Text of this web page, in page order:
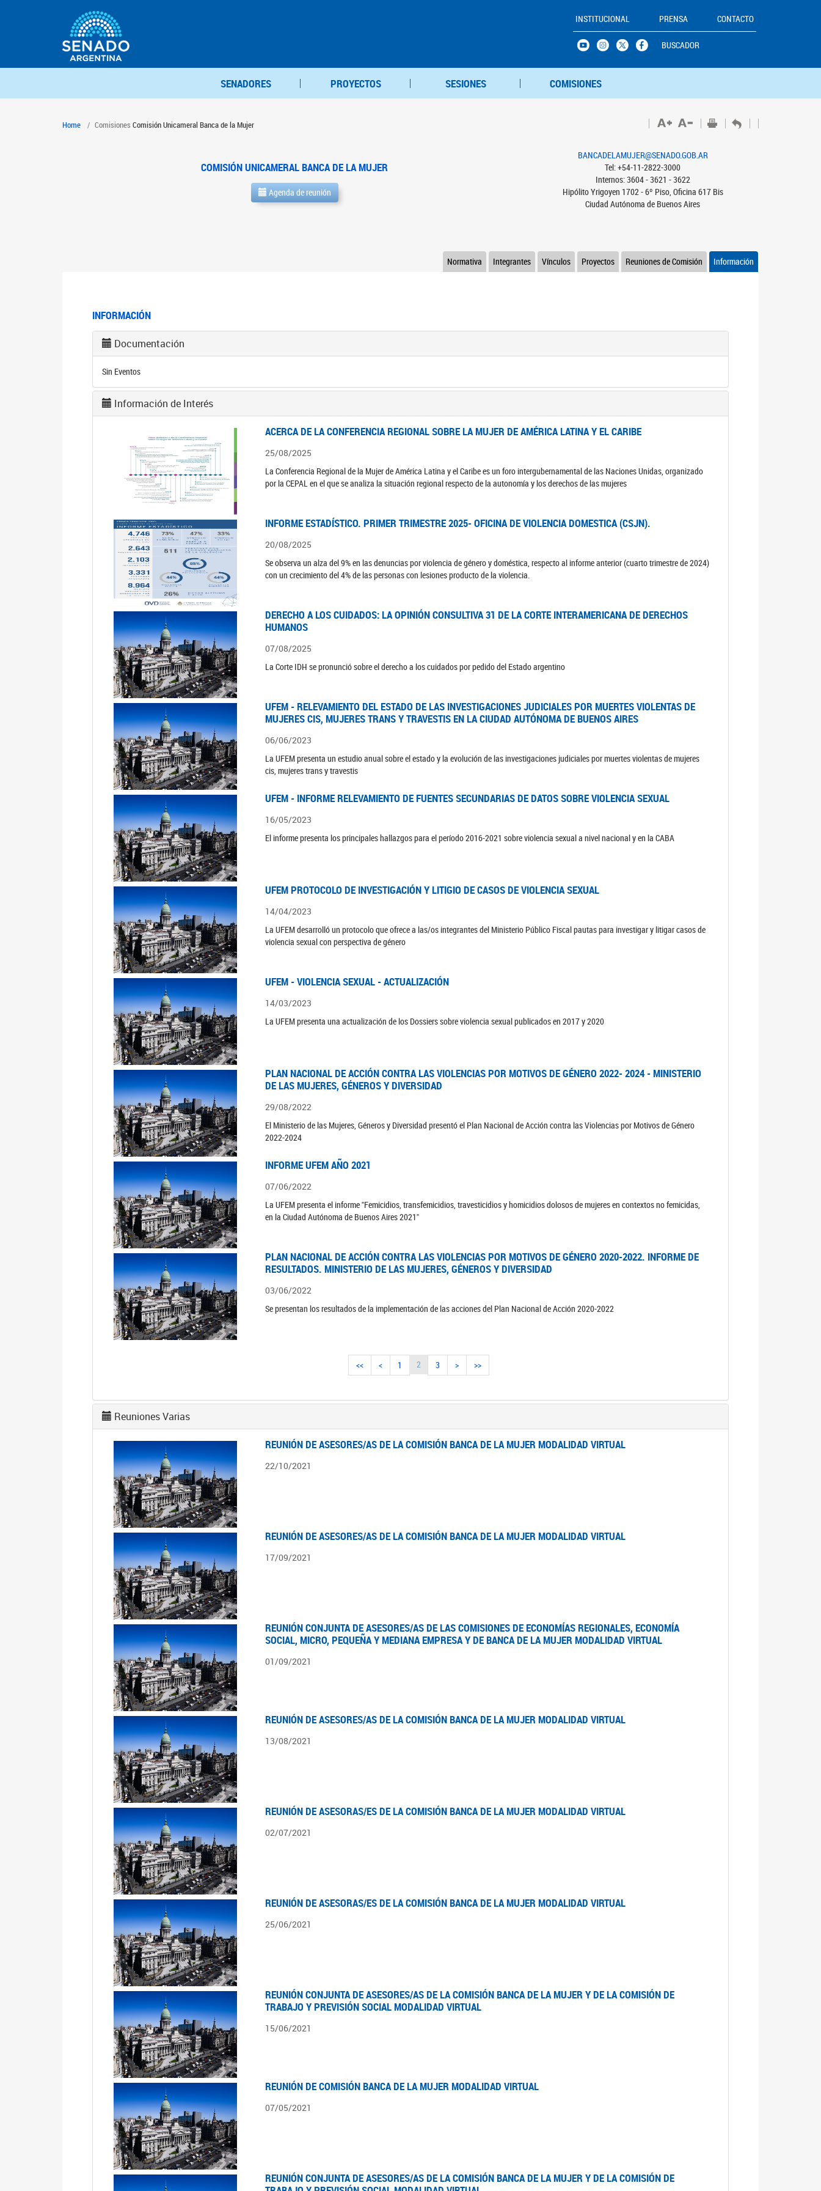
INSTITUCIONAL PRENSA CONTACTO
BUSCADOR
SENADORES PROYECTOS SESIONES COMISIONES
Home Comisiones Comisión Unicameral Banca de la Mujer
COMISIÓN UNICAMERAL BANCA DE LA MUJER
Agenda de reunión
BANCADELAMUJER@SENADO.GOB.AR
Tel: +54-11-2822-3000
Internos: 3604 - 3621 - 3622
Hipólito Yrigoyen 1702 - 6º Piso, Oficina 617 Bis
Ciudad Autónoma de Buenos Aires
Información
Reuniones de Comisión
Proyectos
Vínculos
Integrantes
Normativa
INFORMACIÓN
Documentación
Sin Eventos
Información de Interés
ACERCA DE LA CONFERENCIA REGIONAL SOBRE LA MUJER DE AMÉRICA LATINA Y EL CARIBE
25/08/2025
La Conferencia Regional de la Mujer de América Latina y el Caribe es un foro intergubernamental de las Naciones Unidas, organizado
por la CEPAL en el que se analiza la situación regional respecto de la autonomía y los derechos de las mujeres
INFORME ESTADÍSTICO. PRIMER TRIMESTRE 2025- OFICINA DE VIOLENCIA DOMESTICA (CSJN).
20/08/2025
Se observa un alza del 9% en las denuncias por violencia de género y doméstica, respecto al informe anterior (cuarto trimestre de 2024)
con un crecimiento del 4% de las personas con lesiones producto de la violencia.
DERECHO A LOS CUIDADOS: LA OPINIÓN CONSULTIVA 31 DE LA CORTE INTERAMERICANA DE DERECHOS
HUMANOS
07/08/2025
La Corte IDH se pronunció sobre el derecho a los cuidados por pedido del Estado argentino
UFEM - RELEVAMIENTO DEL ESTADO DE LAS INVESTIGACIONES JUDICIALES POR MUERTES VIOLENTAS DE
MUJERES CIS, MUJERES TRANS Y TRAVESTIS EN LA CIUDAD AUTÓNOMA DE BUENOS AIRES
06/06/2023
La UFEM presenta un estudio anual sobre el estado y la evolución de las investigaciones judiciales por muertes violentas de mujeres
cis, mujeres trans y travestis
UFEM - INFORME RELEVAMIENTO DE FUENTES SECUNDARIAS DE DATOS SOBRE VIOLENCIA SEXUAL
16/05/2023
El informe presenta los principales hallazgos para el período 2016-2021 sobre violencia sexual a nivel nacional y en la CABA
UFEM PROTOCOLO DE INVESTIGACIÓN Y LITIGIO DE CASOS DE VIOLENCIA SEXUAL
14/04/2023
La UFEM desarrolló un protocolo que ofrece a las/os integrantes del Ministerio Público Fiscal pautas para investigar y litigar casos de
violencia sexual con perspectiva de género
UFEM - VIOLENCIA SEXUAL - ACTUALIZACIÓN
14/03/2023
La UFEM presenta una actualización de los Dossiers sobre violencia sexual publicados en 2017 y 2020
PLAN NACIONAL DE ACCIÓN CONTRA LAS VIOLENCIAS POR MOTIVOS DE GÉNERO 2022- 2024 - MINISTERIO
DE LAS MUJERES, GÉNEROS Y DIVERSIDAD
29/08/2022
El Ministerio de las Mujeres, Géneros y Diversidad presentó el Plan Nacional de Acción contra las Violencias por Motivos de Género
2022-2024
INFORME UFEM AÑO 2021
07/06/2022
La UFEM presenta el informe "Femicidios, transfemicidios, travesticidios y homicidios dolosos de mujeres en contextos no femicidas,
en la Ciudad Autónoma de Buenos Aires 2021"
PLAN NACIONAL DE ACCIÓN CONTRA LAS VIOLENCIAS POR MOTIVOS DE GÉNERO 2020-2022. INFORME DE
RESULTADOS. MINISTERIO DE LAS MUJERES, GÉNEROS Y DIVERSIDAD
03/06/2022
Se presentan los resultados de la implementación de las acciones del Plan Nacional de Acción 2020-2022
<< < 1 2 3 > >>
Reuniones Varias
REUNIÓN DE ASESORES/AS DE LA COMISIÓN BANCA DE LA MUJER MODALIDAD VIRTUAL
22/10/2021
REUNIÓN DE ASESORES/AS DE LA COMISIÓN BANCA DE LA MUJER MODALIDAD VIRTUAL
17/09/2021
REUNIÓN CONJUNTA DE ASESORES/AS DE LAS COMISIONES DE ECONOMÍAS REGIONALES, ECONOMÍA
SOCIAL, MICRO, PEQUEÑA Y MEDIANA EMPRESA Y DE BANCA DE LA MUJER MODALIDAD VIRTUAL
01/09/2021
REUNIÓN DE ASESORES/AS DE LA COMISIÓN BANCA DE LA MUJER MODALIDAD VIRTUAL
13/08/2021
REUNIÓN DE ASESORAS/ES DE LA COMISIÓN BANCA DE LA MUJER MODALIDAD VIRTUAL
02/07/2021
REUNIÓN DE ASESORAS/ES DE LA COMISIÓN BANCA DE LA MUJER MODALIDAD VIRTUAL
25/06/2021
REUNIÓN CONJUNTA DE ASESORES/AS DE LA COMISIÓN BANCA DE LA MUJER Y DE LA COMISIÓN DE
TRABAJO Y PREVISIÓN SOCIAL MODALIDAD VIRTUAL
15/06/2021
REUNIÓN DE COMISIÓN BANCA DE LA MUJER MODALIDAD VIRTUAL
07/05/2021
REUNIÓN CONJUNTA DE ASESORES/AS DE LA COMISIÓN BANCA DE LA MUJER Y DE LA COMISIÓN DE